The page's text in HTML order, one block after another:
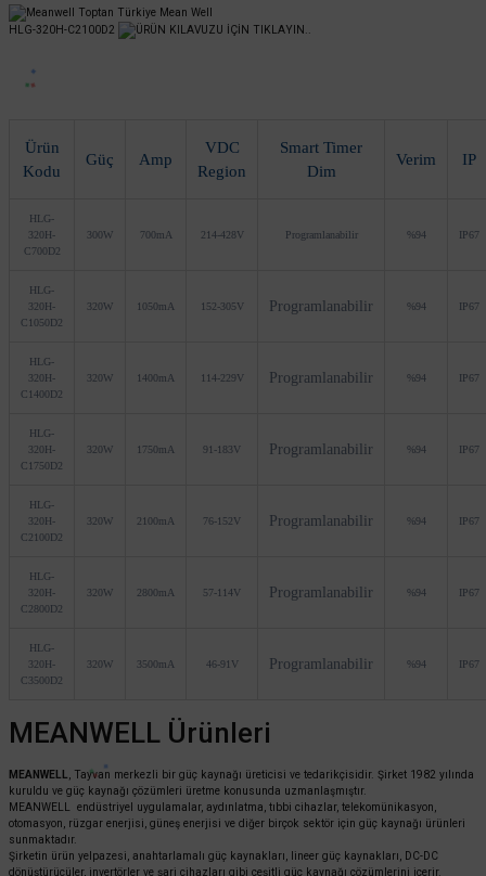
HLG-320H-C2100D2 ÜRÜN KILAVUZU İÇİN TIKLAYIN..
Ürün
Kodu
Güç Amp
VDC
Region
Smart Timer
Dim
Verim IP
HLG-
320H-
C700D2
300W 700mA 214-428V Programlanabilir %94 IP67
HLG-
320H-
C1050D2
320W 1050mA 152-305V Programlanabilir %94 IP67
HLG-
320H-
C1400D2
320W 1400mA 114-229V Programlanabilir %94 IP67
HLG-
320H-
C1750D2
320W 1750mA 91-183V Programlanabilir %94 IP67
HLG-
320H-
C2100D2
320W 2100mA 76-152V Programlanabilir %94 IP67
HLG-
320H-
C2800D2
320W 2800mA 57-114V Programlanabilir %94 IP67
HLG-
320H-
C3500D2
320W 3500mA 46-91V Programlanabilir %94 IP67
MEANWELL Ürünleri
MEANWELL
, Tayvan merkezli bir güç kaynağı üreticisi ve tedarikçisidir. Şirket 1982 yılında
kuruldu ve güç kaynağı çözümleri üretme konusunda uzmanlaşmıştır.
MEANWELL endüstriyel uygulamalar, aydınlatma, tıbbi cihazlar, telekomünikasyon,
otomasyon, rüzgar enerjisi, güneş enerjisi ve diğer birçok sektör için güç kaynağı ürünleri
sunmaktadır.
Şirketin ürün yelpazesi, anahtarlamalı güç kaynakları, lineer güç kaynakları, DC-DC
dönüştürücüler, invertörler ve şarj cihazları gibi çeşitli güç kaynağı çözümlerini içerir.